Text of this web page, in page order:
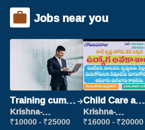
Jobs near you
Training cum
Placement
Krishna-
vijayawada
₹10000 - ₹25000
Child Care and
Patient care
Krishna-
vijayawada
₹16000 - ₹20000